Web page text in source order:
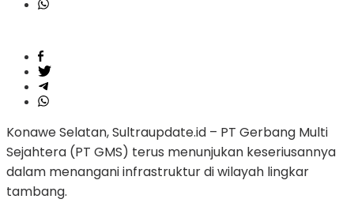
Konawe Selatan, Sultraupdate.id – PT Gerbang Multi
Sejahtera (PT GMS) terus menunjukan keseriusannya
dalam menangani infrastruktur di wilayah lingkar
tambang.